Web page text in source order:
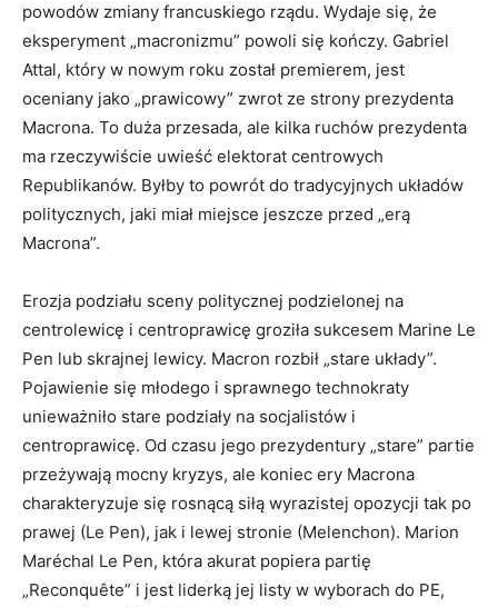
powodów zmiany francuskiego rządu. Wydaje się, że
eksperyment „macronizmu” powoli się kończy. Gabriel
Attal, który w nowym roku został premierem, jest
oceniany jako „prawicowy” zwrot ze strony prezydenta
Macrona. To duża przesada, ale kilka ruchów prezydenta
ma rzeczywiście uwieść elektorat centrowych
Republikanów. Byłby to powrót do tradycyjnych układów
politycznych, jaki miał miejsce jeszcze przed „erą
Macrona”.
Erozja podziału sceny politycznej podzielonej na
centrolewicę i centroprawicę groziła sukcesem Marine Le
Pen lub skrajnej lewicy. Macron rozbił „stare układy”.
Pojawienie się młodego i sprawnego technokraty
unieważniło stare podziały na socjalistów i
centroprawicę. Od czasu jego prezydentury „stare” partie
przeżywają mocny kryzys, ale koniec ery Macrona
charakteryzuje się rosnącą siłą wyrazistej opozycji tak po
prawej (Le Pen), jak i lewej stronie (Melenchon). Marion
Maréchal Le Pen, która akurat popiera partię
„Reconquête” i jest liderką jej listy w wyborach do PE,